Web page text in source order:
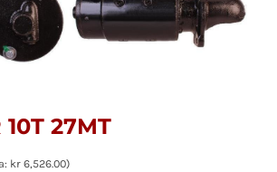
10T 27MT
kr 6,526.00)